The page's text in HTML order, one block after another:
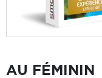
AU FÉMININ